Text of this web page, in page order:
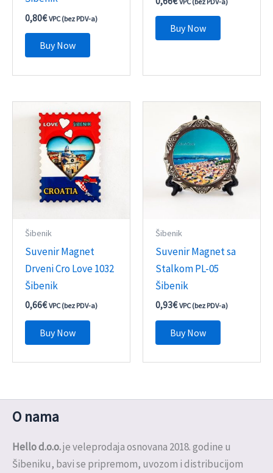
0,80€ VPC (bez PDV-a)
Buy Now
Buy Now
Šibenik
Suvenir Magnet
Drveni Cro Love 1032
Šibenik
0,66€ VPC (bez PDV-a)
Buy Now
Šibenik
Suvenir Magnet sa
Stalkom PL-05
Šibenik
0,93€ VPC (bez PDV-a)
Buy Now
O nama
Hello d.o.o.je veleprodaja osnovana 2018. godine u
Šibeniku, bavi se pripremom, uvozom i distribucijom